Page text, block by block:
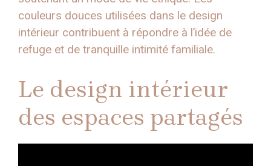
couleurs douces utilisées dans le design
intérieur contribuent à répondre à l’idée de
refuge et de tranquille intimité familiale.
Le design intérieur
des espaces partagés